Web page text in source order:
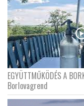
EGYÜTTMŰKÖDÉS A
Borlovagrend